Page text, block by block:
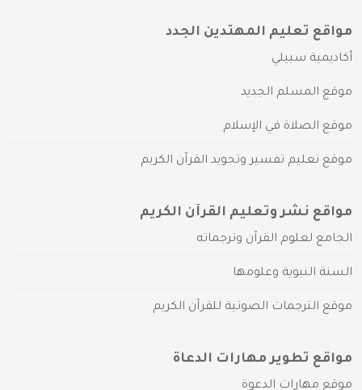
مواقع تعليم المهتدين الجدد
أكاديمية سبيلي
موقع المسلم الجديد
موقع الصلاة في الإسلام
موقع تعليم تفسير وتجويد القرآن الكريم
مواقع نشر وتعليم القرآن الكريم
الجامع لعلوم القرآن وترجماته
السنة النبوية وعلومها
موقع الترجمات الصوتية للقرآن الكريم
مواقع تطوير مهارات الدعاة
موقع مهارات الدعوة